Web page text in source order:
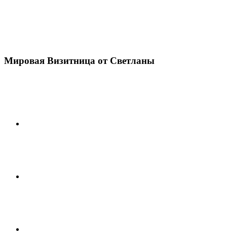
Мировая Визитница от Светланы